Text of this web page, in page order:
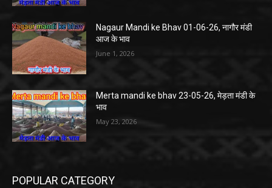
Nagaur Mandi ke Bhav 01-06-26, नागौर मंडी
आज के भाव
June 1, 2026
Merta mandi ke bhav 23-05-26, मेड़ता मंडी के
भाव
May 23, 2026
POPULAR CATEGORY